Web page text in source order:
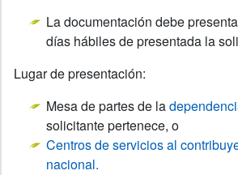
La documentación debe
días hábiles de presentada la
Lugar de presentación:
Mesa de partes de la
solicitante pertenece, o
Centros de servicios al
nacional.